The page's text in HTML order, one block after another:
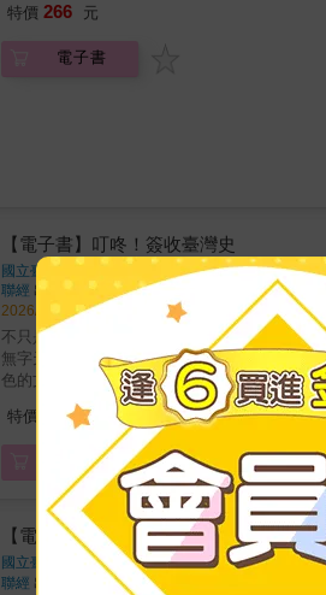
特價 266 元
電子書
【電子書】叮咚！簽收臺灣史
國立臺灣歷史博物館
聯經 出版
2026/06/04 出版
不只是文物 而是尚未拆封的臺灣記憶 33組件特色館藏，封存著過去
無字天書，隱藏著許多祕密，等待著被讀懂與
色的文物，規劃為五大主題，藉以勾勒出屬於
純的文物圖錄，更是一張重返臺灣歷史現場
開啟一場屬於自己的島嶼文化探險。
特價 343 元
電子書
【電子書】叮咚！簽收臺灣史：過去給未
國立臺灣歷史博物館著
聯經 出版